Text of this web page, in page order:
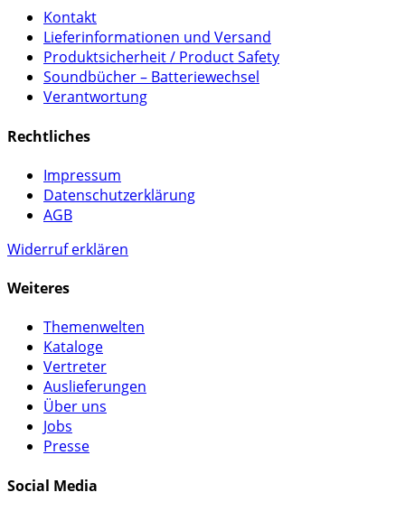
Kontakt
Lieferinformationen und Versand
Produktsicherheit / Product Safety
Soundbücher – Batteriewechsel
Verantwortung
Rechtliches
Impressum
Datenschutzerklärung
AGB
Widerruf erklären
Weiteres
Themenwelten
Kataloge
Vertreter
Auslieferungen
Über uns
Jobs
Presse
Social Media